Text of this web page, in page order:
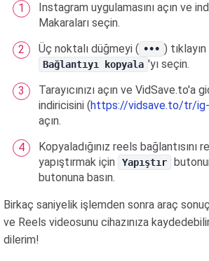
Instagram uygulamasını açın ve
Makaraları seçin.
Üç noktalı düğmeyi ( ••• )
Bağlantıyı kopyala 'yı seçin.
Tarayıcınızı açın ve VidSave.to'a
indiricisini (https://vidsave.to/tr/
açın.
Kopyaladığınız reels bağlantısını
yapıştırmak için
Yapıştır
butonuna basın.
Birkaç saniyelik işlemden sonra araç
ve Reels videosunu cihazınıza
dilerim!